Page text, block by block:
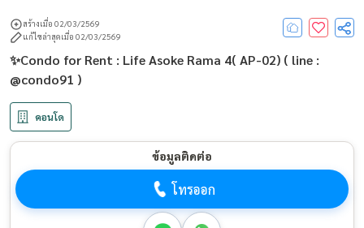
สร้างเมื่อ 02/03/2569
แก้ไขล่าสุดเมื่อ 02/03/2569
✨Condo for Rent : Life Asoke Rama 4( AP-02) ( line :
@condo91 )
คอนโด
ข้อมูลติดต่อ
โทรออก